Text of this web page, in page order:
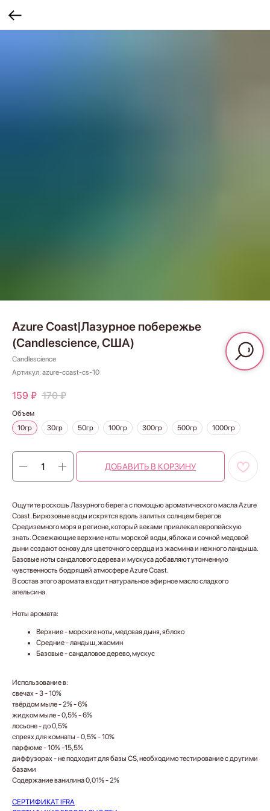
Azure Coast|Лазурное побережье
(Candlescience, США)
Candlescience
Артикул: azure-coast-cs-10
159 ₽ 170 ₽
Объем
10гр
30гр 50гр 100гр 300гр 500гр 1000гр
ДОБАВИТЬ В КОРЗИНУ
Ощутите роскошь Лазурного берега с помощью ароматического масла Azure
Coast. Бирюзовые воды искрятся вдоль залитых солнцем берегов
Средиземного моря в регионе, который веками привлекал европейскую
знать. Освежающие верхние ноты морской воды, яблока и сочной медовой
дыни создают основу для цветочного сердца из жасмина и нежного ландыша.
Базовые ноты сандалового дерева и мускуса добавляют утонченную
чувственность бодрящей атмосфере Azure Coast.
В состав этого аромата входит натуральное эфирное масло сладкого
апельсина.
Ноты аромата:
Верхние - морские ноты, медовая дыня, яблоко
Средние - ландыш, жасмин
Базовые - сандаловое дерево, мускус
Использование в:
свечах - 3 - 10%
твёрдом мыле - 2% - 6%
жидком мыле - 0,5% - 6%
лосьоне - до 0,5%
спреях для комнаты - 0,5% - 10%
парфюме - 10% -15,5%
диффузорах - не подходит для базы CS, необходимо тестирование с другими
базами
Содержание ванилина 0,01% - 2%
СЕРТИФИКАТ IFRA